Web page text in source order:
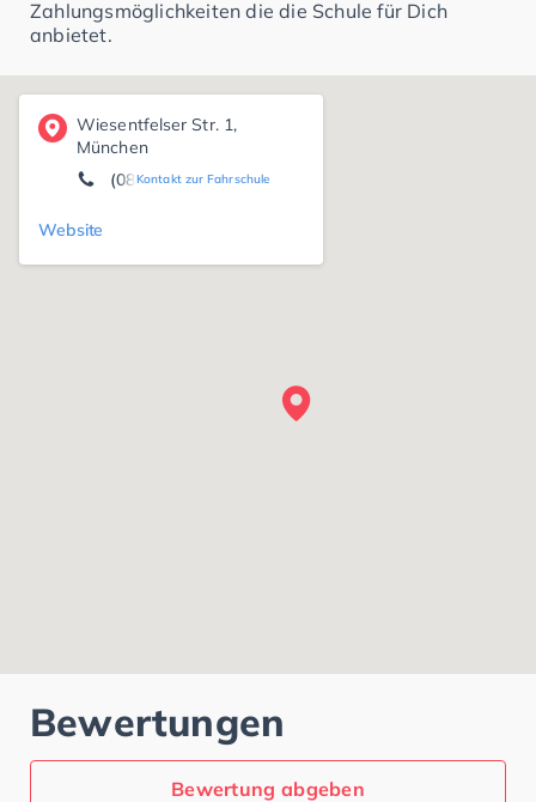
Zahlungsmöglichkeiten die die Schule für Dich
anbietet.
Wiesentfelser Str. 1,
München
Kontakt zur Fahrschule
(089) 8 71 27 57
Website
Bewertungen
Bewertung abgeben